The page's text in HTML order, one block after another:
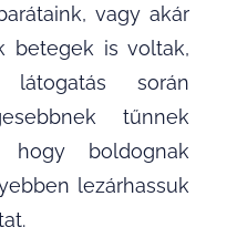
vagy akár
betegek is voltak,
során
tűnnek
boldognak
lezárhassuk